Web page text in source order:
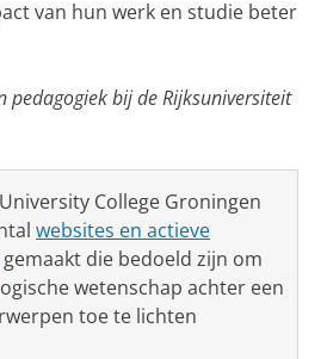
van hun werk en studie beter
pedagogiek bij de Rijksuniversiteit
College Groningen
websites en actieve
gemaakt die bedoeld zijn om
wetenschap achter een
toe te lichten